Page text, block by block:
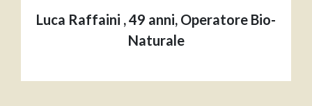
Luca Raffaini , 49 anni, Operatore Bio-
Naturale